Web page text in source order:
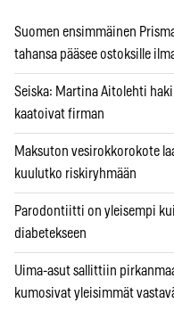
Suomen ensimmäinen
tahansa pääsee ostoksille
Seiska: Martina Aitolehti
kaatoivat firman
Maksuton vesirokkorokote
kuulutko riskiryhmään
Parodontiitti on yleisempi
diabetekseen
Uima-asut sallittiin
kumosivat yleisimmät